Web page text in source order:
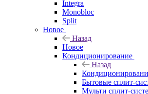
Integra
Monobloc
Split
Новое
Назад
Новое
Кондиционирование
Назад
Бытовые сплит-
Мульти сплит-